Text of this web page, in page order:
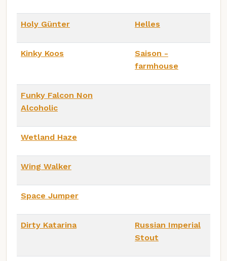
Holy Günter Helles
Kinky Koos
Saison -
farmhouse
Funky Falcon Non
Alcoholic
Wetland Haze
Wing Walker
Space Jumper
Dirty Katarina
Russian Imperial
Stout